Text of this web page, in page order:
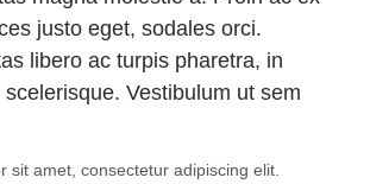
justo eget, sodales orci.
libero ac turpis pharetra, in
Vestibulum ut sem
sit amet, consectetur adipiscing elit.